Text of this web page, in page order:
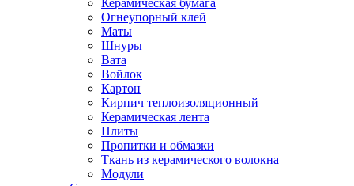
Керамическая бумага
Огнеупорный клей
Маты
Шнуры
Вата
Войлок
Картон
Кирпич теплоизоляционный
Керамическая лента
Плиты
Пропитки и обмазки
Ткань из керамического волокна
Модули